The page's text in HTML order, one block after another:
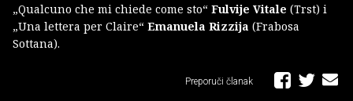
„Qualcuno che mi chiede come sto“ Fulvije Vitale (Trst) i
„Una lettera per Claire“ Emanuela Rizzija (Frabosa
Sottana).
Preporuči članak